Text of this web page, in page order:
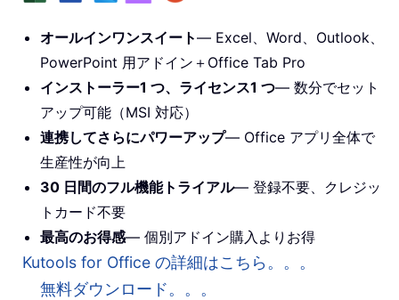
オールインワンスイート— Excel、Word、Outlook、
PowerPoint 用アドイン＋Office Tab Pro
インストーラー1 つ、ライセンス1 つ— 数分でセット
アップ可能（MSI 対応）
連携してさらにパワーアップ— Office アプリ全体で
生産性が向上
30 日間のフル機能トライアル— 登録不要、クレジッ
トカード不要
最高のお得感— 個別アドイン購入よりお得
Kutools for Office の詳細はこちら。。。
無料ダウンロード。。。